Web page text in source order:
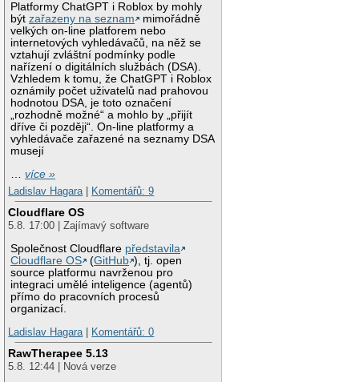
Platformy ChatGPT i Roblox by mohly
býtzařazeny na seznam
mimořádně
velkých on-line platforem nebo
internetových vyhledávačů, na něž se
vztahují zvláštní podmínky podle
nařízení o digitálních službách (DSA).
Vzhledem k tomu, že ChatGPT i Roblox
oznámily počet uživatelů nad prahovou
hodnotou DSA, je toto označení
„rozhodně možné“ a mohlo by „přijít
dříve či později“. On-line platformy a
vyhledávače zařazené na seznamy DSA
musejí
…více »
Ladislav Hagara| Komentářů: 9
Cloudflare OS
5.8. 17:00 | Zajímavý software
Společnost Cloudflare představila
Cloudflare OS
(GitHub ), tj. open
source platformu navrženou pro
integraci umělé inteligence (agentů)
přímo do pracovních procesů
organizací.
Ladislav Hagara| Komentářů: 0
RawTherapee 5.13
5.8. 12:44 | Nová verze